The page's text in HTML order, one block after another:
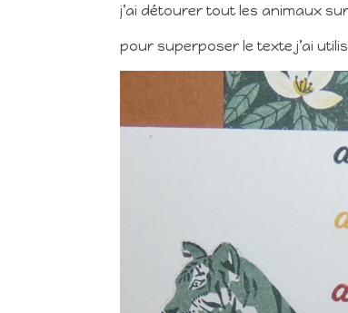
j’ai détourer tout les animaux
pour superposer le texte j’ai